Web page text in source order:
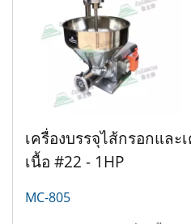
เครื่องบรรจุไส้กรอกและ
เนื้อ #22 - 1HP
MC-805